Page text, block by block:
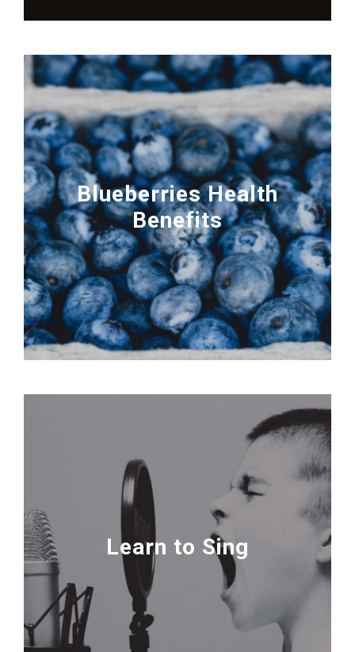
Blueberries Health
Benefits
Learn to Sing